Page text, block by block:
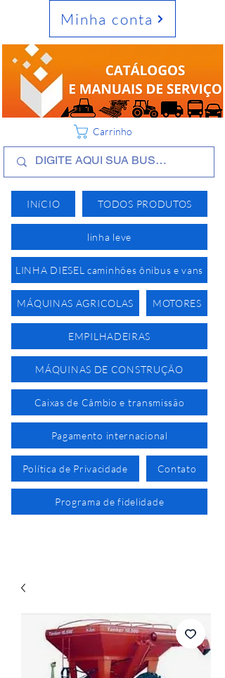
INíCIO TODOS PRODUTOS
linha leve
LINHA DIESEL caminhões ônibus e vans
MÁQUINAS AGRICOLAS MOTORES
EMPILHADEIRAS
MÁQUINAS DE CONSTRUÇÃO
Caixas de Câmbio e transmissão
Pagamento internacional
Política de Privacidade Contato
Programa de fidelidade
Minha conta
Carrinho